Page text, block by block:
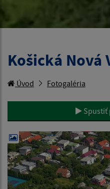
Košická Nová
Úvod Fotogaléria
Spustiť